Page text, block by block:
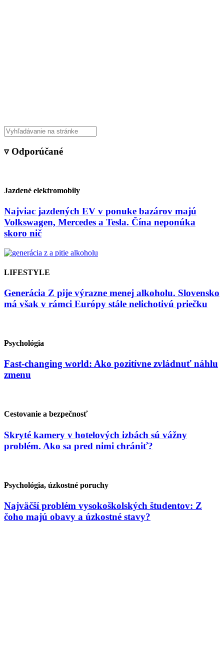
▿ Odporúčané
Jazdené elektromobily
Najviac jazdených EV v ponuke bazárov majú
Volkswagen, Mercedes a Tesla. Čína neponúka
skoro nič
LIFESTYLE
Generácia Z pije výrazne menej alkoholu. Slovensko
má však v rámci Európy stále nelichotivú priečku
Psychológia
Fast-changing world: Ako pozitívne zvládnuť náhlu
zmenu
Cestovanie a bezpečnosť
Skryté kamery v hotelových izbách sú vážny
problém. Ako sa pred nimi chrániť?
Psychológia, úzkostné poruchy
Najväčší problém vysokoškolských študentov: Z
čoho majú obavy a úzkostné stavy?